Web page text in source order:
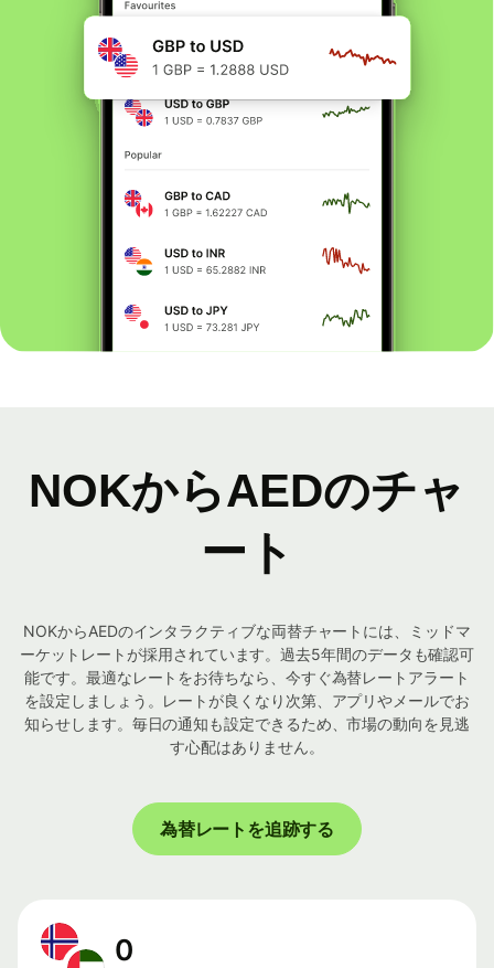
NOKからAEDのチャ
ート
NOKからAEDのインタラクティブな両替チャートには、ミッドマ
ーケットレートが採用されています。過去5年間のデータも確認可
能です。最適なレートをお待ちなら、今すぐ為替レートアラート
を設定しましょう。レートが良くなり次第、アプリやメールでお
知らせします。毎日の通知も設定できるため、市場の動向を見逃
す心配はありません。
為替レートを追跡する
0